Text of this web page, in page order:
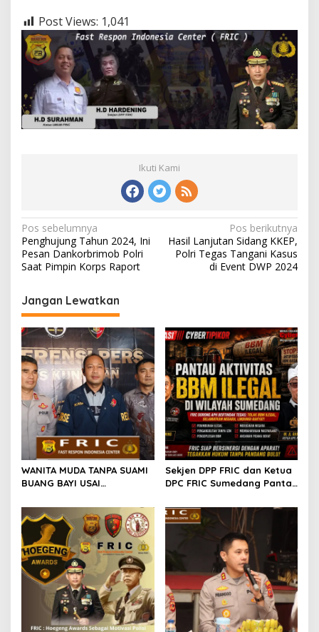
Post Views: 1,041
Ikuti Kami
Navigasi
pos
Pos sebelumnya
Penghujung Tahun 2024, Ini
Pesan Dankorbrimob Polri
Saat Pimpin Korps Raport
Pos berikutnya
Hasil Lanjutan Sidang KKEP,
Polri Tegas Tangani Kasus
di Event DWP 2024
Jangan Lewatkan
WANITA MUDA TANPA SUAMI
BUANG BAYI USAI
Sekjen DPP FRIC dan Ketua
DPC FRIC Sumedang Pantau
Ilegal di Wilayah
Sumedang, Minta APH
Bertindak Tegas